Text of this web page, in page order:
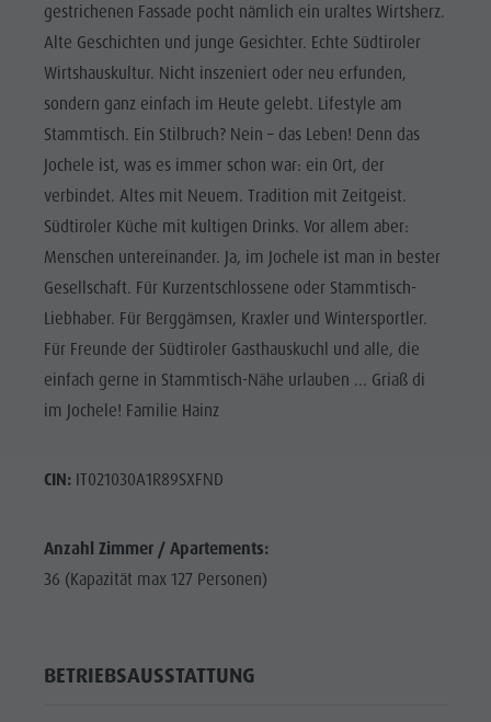
gestrichenen Fassade pocht nämlich ein uraltes Wirtsherz.
Alte Geschichten und junge Gesichter. Echte Südtiroler
Wirtshauskultur. Nicht inszeniert oder neu erfunden,
sondern ganz einfach im Heute gelebt. Lifestyle am
Stammtisch. Ein Stilbruch? Nein – das Leben! Denn das
Jochele ist, was es immer schon war: ein Ort, der
verbindet. Altes mit Neuem. Tradition mit Zeitgeist.
Südtiroler Küche mit kultigen Drinks. Vor allem aber:
Menschen untereinander. Ja, im Jochele ist man in bester
Gesellschaft. Für Kurzentschlossene oder Stammtisch-
Liebhaber. Für Berggämsen, Kraxler und Wintersportler.
Für Freunde der Südtiroler Gasthauskuchl und alle, die
einfach gerne in Stammtisch-Nähe urlauben ... Griaß di
im Jochele! Familie Hainz
CIN:IT021030A1R89SXFND
Anzahl Zimmer / Apartements:
36 (Kapazität max 127 Personen)
BETRIEBSAUSSTATTUNG